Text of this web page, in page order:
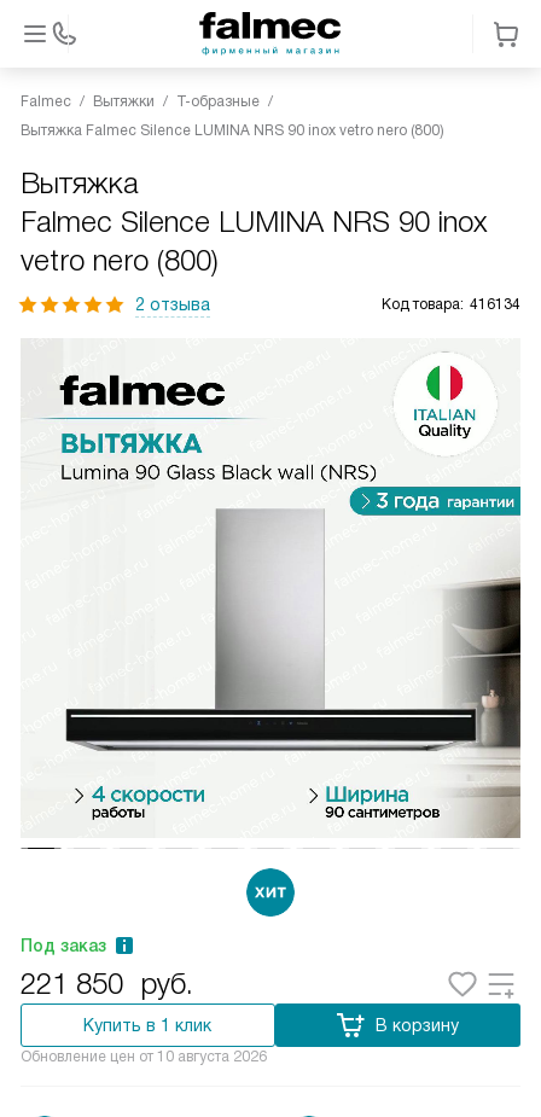
Falmec Вытяжки
Т-образные
Вытяжка Falmec Silence LUMINA NRS 90 inox vetro nero (800)
Вытяжка
Falmec Silence LUMINA NRS 90 inox
vetro nero (800)
2 отзыва Код товара: 416134
Под заказ
221 850 руб.
Купить в 1 клик В корзину
Обновление цен от 10 августа 2026